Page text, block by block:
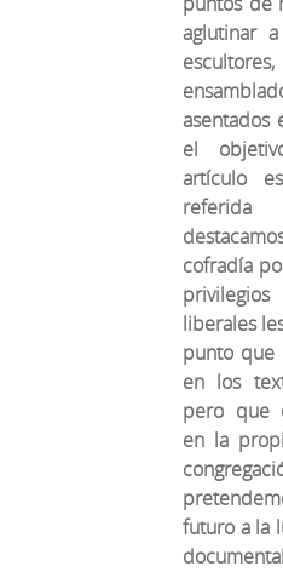
aglutinar
asentados
el
artículo
referida
cofradía
liberales
punto que
en los
pero que
en la
futuro a la